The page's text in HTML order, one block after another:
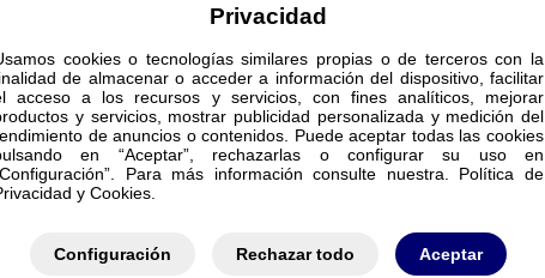
Privacidad
cookies o tecnologías similares propias o de terceros con la
de almacenar o acceder a información del dispositivo, facilitar
acceso a los recursos y servicios, con fines analíticos, mejorar
y servicios, mostrar publicidad personalizada y medición del
de anuncios o contenidos. Puede aceptar todas las cookies
en “Aceptar”, rechazarlas o configurar su uso en
Para más información consulte nuestra. Política de
y Cookies.
Configuración Rechazar todo Aceptar